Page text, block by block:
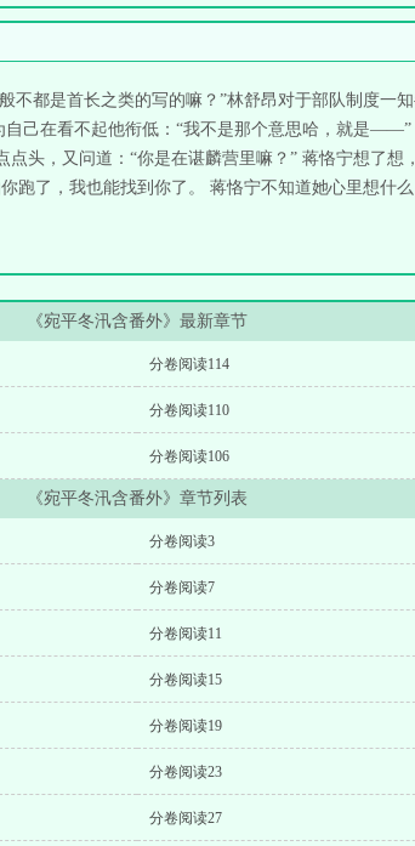
不都是首长之类的写的嘛？”林舒昂对于部队制度一
己在看不起他衔低：“我不是那个意思哈，就是
头，又问道：“你是在谌麟营里嘛？” 蒋恪宁想了
跑了，我也能找到你了。 蒋恪宁不知道她心里想什
《宛平冬汛含番外》最新章节
分卷阅读114
分卷阅读110
分卷阅读106
《宛平冬汛含番外》章节列表
分卷阅读3
分卷阅读7
分卷阅读11
分卷阅读15
分卷阅读19
分卷阅读23
分卷阅读27